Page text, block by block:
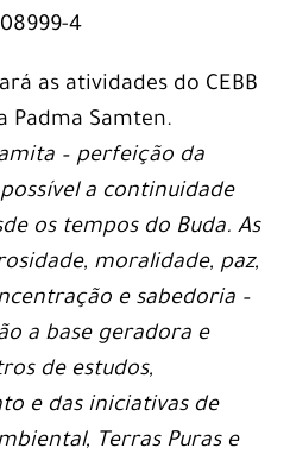
4
as atividades do CEBB
Padma Samten.
– perfeição da
a continuidade
os tempos do Buda. As
moralidade, paz,
e sabedoria –
a base geradora e
de estudos,
e das iniciativas de
Terras Puras e